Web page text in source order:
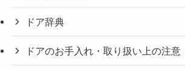
ドア辞典
ドアのお手入れ・取り扱い上の注意